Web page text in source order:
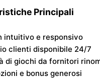
Principali
intuitivo e responsivo
clienti disponibile 24/7
di giochi da fornitori
e bonus generosi